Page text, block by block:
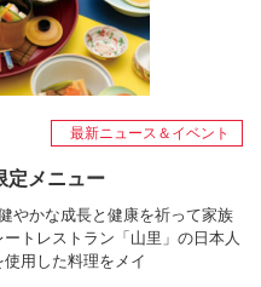
最新ニュース＆イベント
定メニュー
やかな成長と健康を祈って家族
トレストラン「山里」の日本人
用した料理をメイ